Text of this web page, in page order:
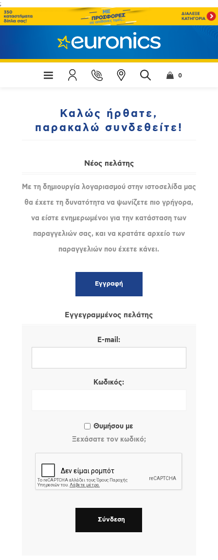
;
0
Καλώς ήρθατε,
παρακαλώ συνδεθείτε!
Νέος πελάτης
Με τη δημιουργία λογαριασμού στην ιστοσελίδα μας
θα έχετε τη δυνατότητα να ψωνίζετε πιο γρήγορα,
να είστε ενημερωμένοι για την κατάσταση των
παραγγελιών σας, και να κρατάτε αρχείο των
παραγγελιών που έχετε κάνει.
Εγγεγραμμένος πελάτης
E-mail:
Κωδικός:
Θυμήσου με
Ξεχάσατε τον κωδικό;